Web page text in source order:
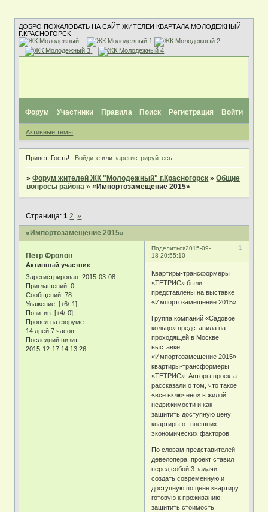
ДОБРО ПОЖАЛОВАТЬ НА САЙТ ЖИТЕЛЕЙ КВАРТАЛА МОЛОДЕЖНЫЙ
Г.КРАСНОГОРСК
Форум Участники Правила Поиск Регистрация Войти
Активные темы
Привет, Гость! Войдитеили зарегистрируйтесь.
»Форум жителей ЖК "Молодежный" г.Красногорск »Общие
вопросы района »«Импортозамещение 2015»
«Импортозамещение 2015»
Страница:1 2 »
Поделиться 1
2015-09-
18 20:55:10
Петр Фролов
Активный участник
Зарегистрирован: 2015-03-08
Приглашений: 0
Сообщений: 78
Уважение: [+6/-1]
Позитив: [+4/-0]
Провел на форуме:
14 дней 7 часов
Последний визит:
2015-12-17 14:13:26
Квартиры-трансформеры
«ТЕТРИС» были
представлены на выставке
«Импортозамещение 2015»
Группа компаний «Садовое
кольцо» представила на
проходящей в Москве
выставке
«Импортозамещение 2015»
квартиры-трансформеры
«ТЕТРИС». Авторы проекта
рассказали о том, что такое
«всё включено» в жилой
недвижимости и как
защитить доступную цену
квартиры от внешних
экономических факторов.
По словам представителей
девелопера, проект ставил
перед собой 3 задачи:
создать современную и
доступную по цене квартиру,
готовую к проживанию;
защитить стоимость